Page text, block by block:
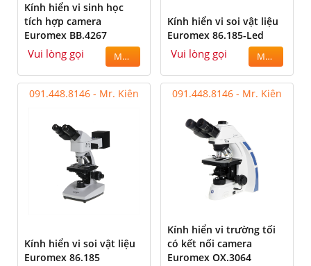
Kính hiển vi sinh học
tích hợp camera
Euromex BB.4267
Vui lòng gọi MUA
Kính hiển vi soi vật liệu
Euromex 86.185-Led
Vui lòng gọi MUA
091.448.8146 - Mr. Kiên
Kính hiển vi soi vật liệu
Euromex 86.185
091.448.8146 - Mr. Kiên
Kính hiển vi trường tối
có kết nối camera
Euromex OX.3064